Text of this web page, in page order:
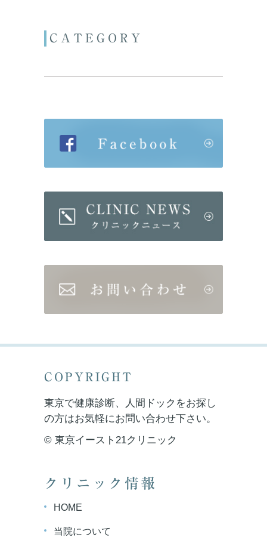
CATEGORY
COPYRIGHT
東京で健康診断、人間ドックをお探し
の方はお気軽にお問い合わせ下さい。
© 東京イースト21クリニック
クリニック情報
HOME
当院について